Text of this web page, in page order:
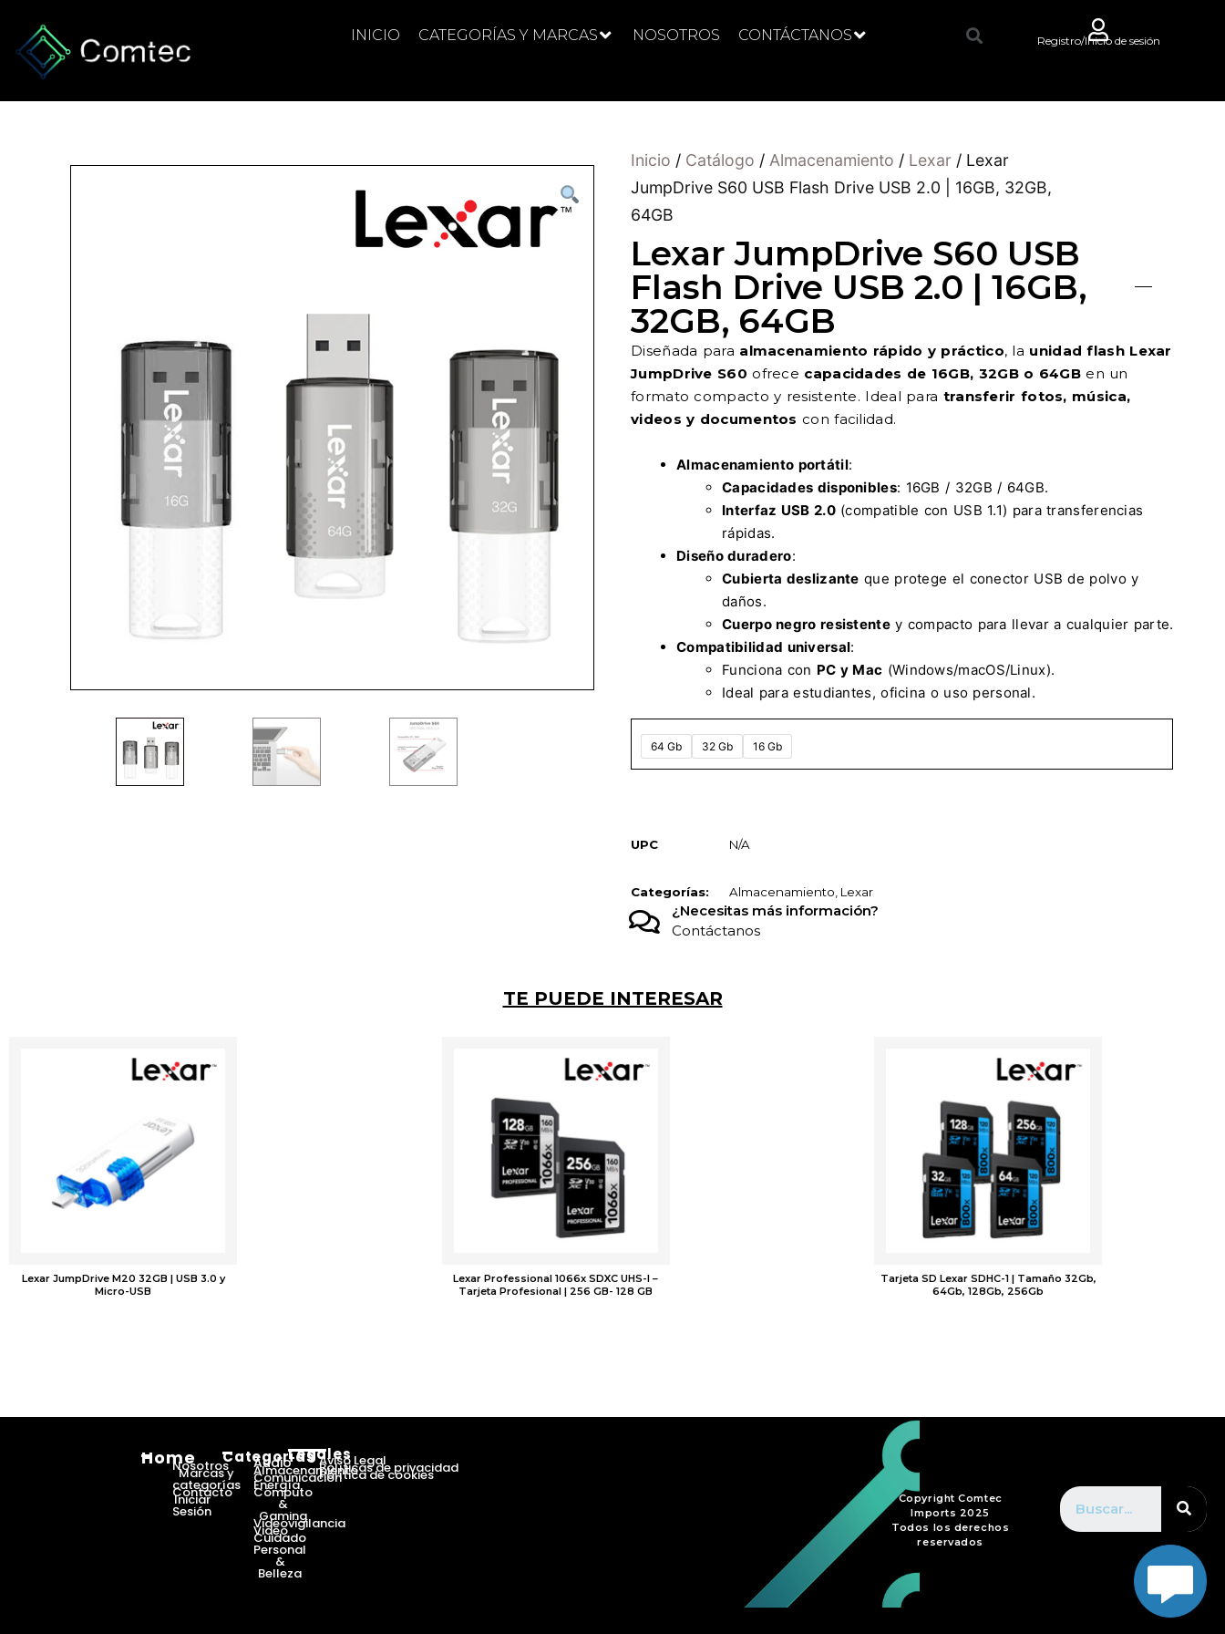
INICIO CATEGORÍAS Y MARCAS NOSOTROS CONTÁCTANOS Registro/Inicio de sesión
Inicio / Catálogo / Almacenamiento / Lexar / Lexar
JumpDrive S60 USB Flash Drive USB 2.0 | 16GB, 32GB,
64GB
Lexar JumpDrive S60 USB
Flash Drive USB 2.0 | 16GB,
32GB, 64GB
Diseñada para almacenamiento rápido y práctico, la unidad flash Lexar
JumpDrive S60 ofrece capacidades de 16GB, 32GB o 64GBen un
formato compacto y resistente. Ideal para transferir fotos, música,
videos y documentos con facilidad.
Almacenamiento portátil:
Capacidades disponibles: 16GB / 32GB / 64GB.
Interfaz USB 2.0(compatible con USB 1.1) para transferencias
rápidas.
Diseño duradero:
Cubierta deslizante que protege el conector USB de polvo y
daños.
Cuerpo negro resistentey compacto para llevar a cualquier parte.
Compatibilidad universal:
Funciona con PC y Mac (Windows/macOS/Linux).
Ideal para estudiantes, oficina o uso personal.
64 Gb 32 Gb 16 Gb
UPC N/A
Categorías: Almacenamiento Lexar
¿Necesitas más información?
Contáctanos
TE PUEDE INTERESAR
Lexar JumpDrive M20 32GB | USB 3.0 y
Micro-USB
Lexar Professional 1066x SDXC UHS-I –
Tarjeta Profesional | 256 GB- 128 GB
Tarjeta SD Lexar SDHC-1 | Tamaño 32Gb,
64Gb, 128Gb, 256Gb
HomeNosotros
Marcas y
categorías
Contacto
Iniciar
Sesión
Categorías
Audio
Almacenamiento
Comunicación
Energía
Cómputo
&
Gaming
Videovigilancia
Video
Cuidado
Personal
&
Belleza
LegalesAviso Legal
Políticas de privacidad
Política de cookies
Copyright Comtec
Imports 2025
Todos los derechos
reservados